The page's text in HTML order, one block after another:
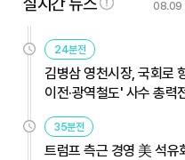
08.09
24분전
김병삼 영천시장, 국회로
이전·광역철도' 사수 총력
35분전
트럼프 측근 경영 美 석유